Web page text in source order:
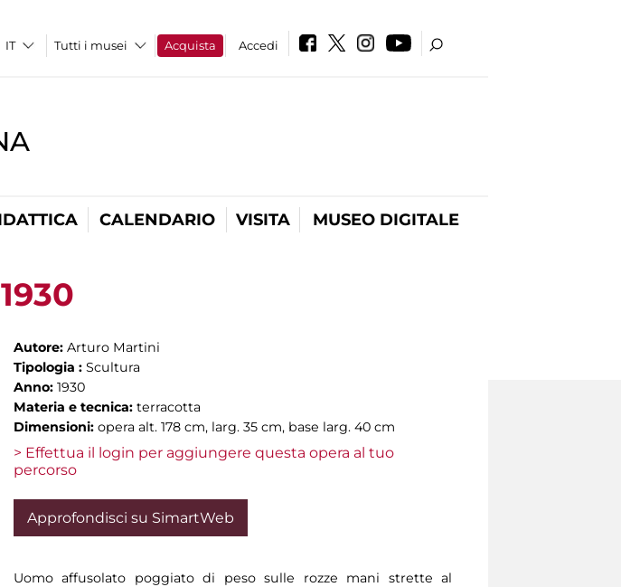
Tutti i musei Acquista Accedi
CALENDARIO VISITA MUSEO DIGITALE
Autore: Arturo Martini
Tipologia : Scultura
Anno: 1930
Materia e tecnica: terracotta
Dimensioni: opera alt. 178 cm, larg. 35 cm, base larg. 40 cm
> Effettua il login per aggiungere questa opera al tuo
percorso
Approfondisci su SimartWeb
Uomo affusolato poggiato di peso sulle rozze mani strette al